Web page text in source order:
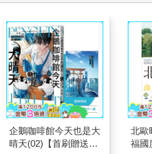
企鵝咖啡館今天也是大
晴天(02)【首刷贈送
北歐
福國